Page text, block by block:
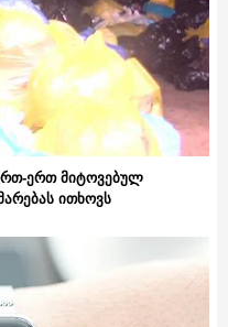
ერთ მიტოვებულ
ითხოვს